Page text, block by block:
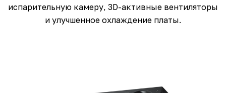
испарительную камеру, 3D-активные вентиляторы
и улучшенное охлаждение платы.